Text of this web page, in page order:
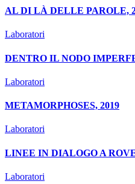
AL DI LÀ DELLE PAROLE,
Laboratori
DENTRO IL NODO
Laboratori
METAMORPHOSES, 2019
Laboratori
LINEE IN DIALOGO A
Laboratori